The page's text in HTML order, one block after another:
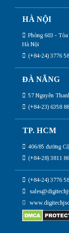
HÀ NỘI
Phòng 603 -
Hà Nội
(+84-24) 3776
ĐÀ NẴNG
57 Nguyễn
(+84-23) 6358
TP. HCM
406/85 đường
(+84-28) 3811
(+84-24) 3776